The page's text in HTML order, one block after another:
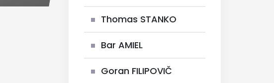
Thomas STANKO
Bar AMIEL
Goran FILIPOVIČ